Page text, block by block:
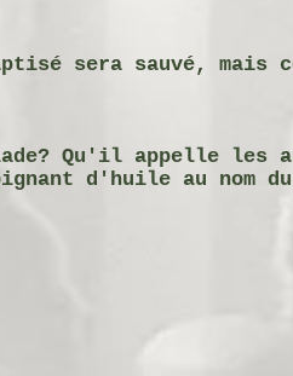
sera sauvé, mais
Qu'il appelle
d'huile au nom du